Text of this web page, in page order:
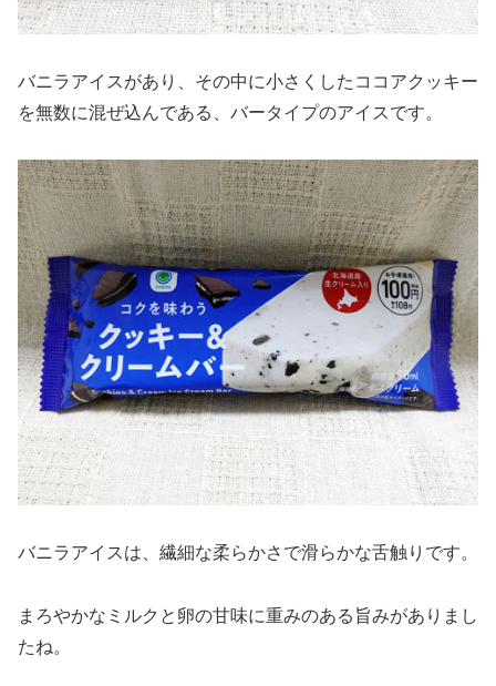
バニラアイスがあり、その中に小さくしたココアクッキー
を無数に混ぜ込んである、バータイプのアイスです。
バニラアイスは、繊細な柔らかさで滑らかな舌触りです。
まろやかなミルクと卵の甘味に重みのある旨みがありまし
たね。